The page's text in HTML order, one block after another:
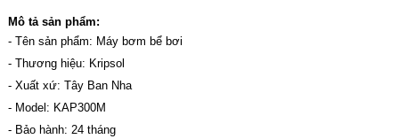
Mô tả sản phẩm:
- Tên sản phẩm: Máy bơm bể bơi
- Thương hiệu: Kripsol
- Xuất xứ: Tây Ban Nha
- Model: KAP300M
- Bảo hành: 24 tháng